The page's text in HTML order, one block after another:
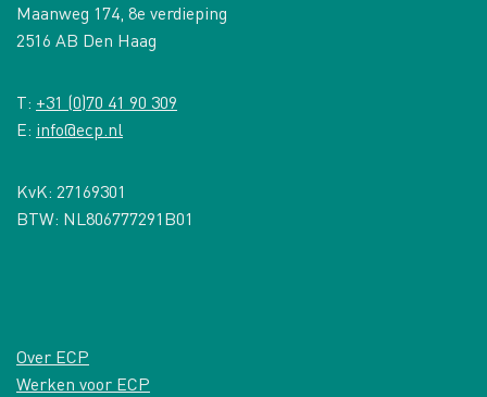
Maanweg 174, 8e verdieping
2516 AB Den Haag
T: +31 (0)70 41 90 309
E: info@ecp.nl
KvK: 27169301
BTW: NL806777291B01
Over ECP
Werken voor ECP